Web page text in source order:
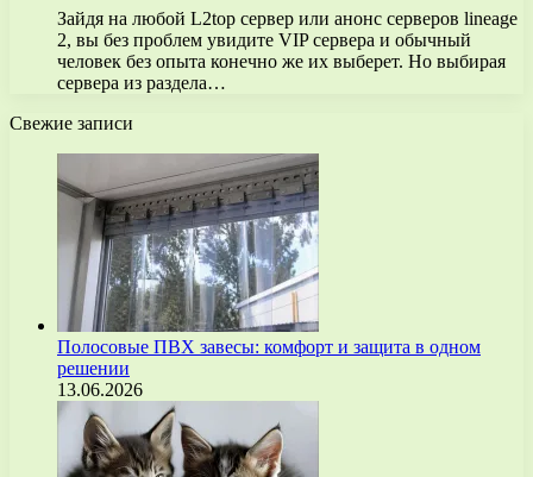
Зайдя на любой L2top сервер или анонс серверов lineage
2, вы без проблем увидите VIP сервера и обычный
человек без опыта конечно же их выберет. Но выбирая
сервера из раздела…
Свежие записи
Полосовые ПВХ завесы: комфорт и защита в одном
решении
13.06.2026